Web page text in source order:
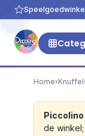
Home›
de